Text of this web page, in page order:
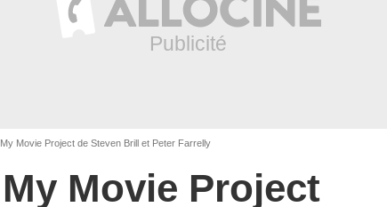
My Movie Project de Steven Brill et Peter Farrelly
My Movie Project